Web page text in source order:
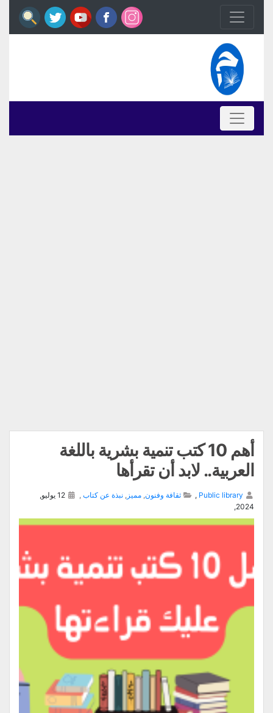
أهم 10 كتب تنمية بشرية باللغة
العربية.. لابد أن تقرأها
Public library
, ثقافة وفنون, مميز , نبذة عن كتاب ,
12 يوليو,
2024,